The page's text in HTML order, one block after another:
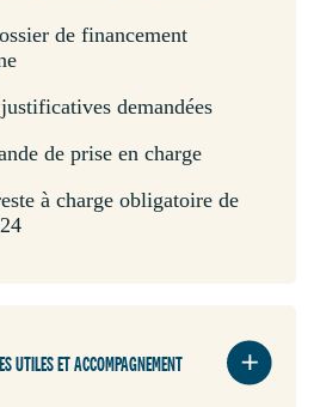
de financement
demandées
de prise en charge
à charge obligatoire de
UTILES ET ACCOMPAGNEMENT